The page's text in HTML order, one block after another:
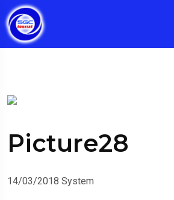
Picture28
14/03/2018 System